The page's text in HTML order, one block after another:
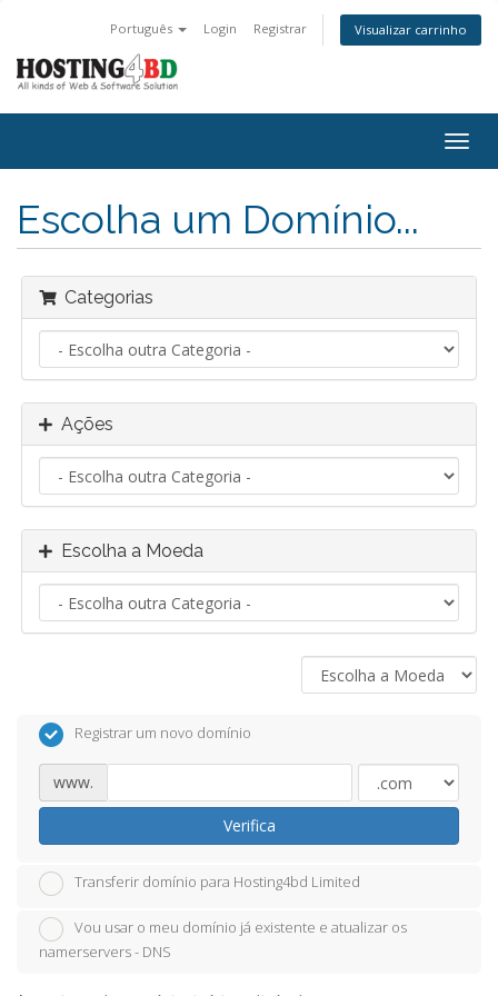
Português Login Registrar Visualizar carrinho
Escolha um Domínio...
Categorias
Ações
Escolha a Moeda
Registrar um novo domínio
www.
Verifica
Transferir domínio para Hosting4bd Limited
Vou usar o meu domínio já existente e atualizar os
namerservers - DNS